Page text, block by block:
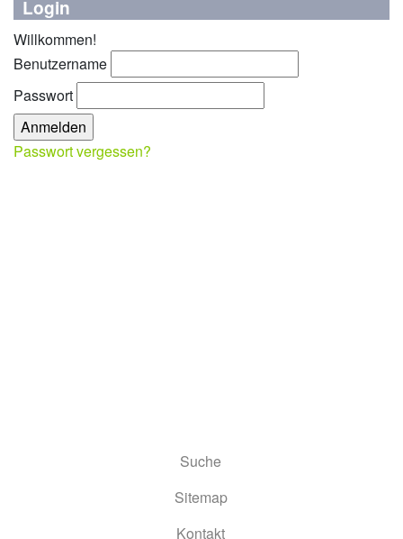
Login
Willkommen!
Benutzername
Passwort
Passwort vergessen?
Suche
Sitemap
Kontakt